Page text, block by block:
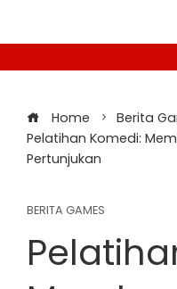
Home
Berita
Pelatihan Komedi:
Pertunjukan
BERITA GAMES